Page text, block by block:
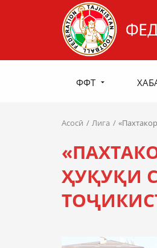
ФФТ
Асосӣ Лига
ҲУҚУҚИ